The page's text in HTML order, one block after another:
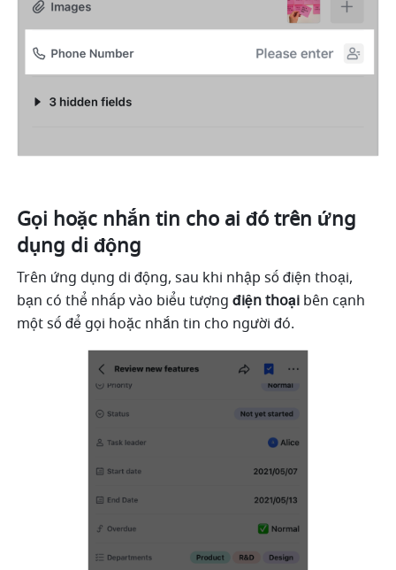
Gọi hoặc nhắn tin cho ai đó trên ứng
dụng di động
Trên ứng dụng di động, sau khi nhập số điện thoại,
bạn có thể nhấp vào biểu tượng điện thoại bên cạnh
một số để gọi hoặc nhắn tin cho người đó.